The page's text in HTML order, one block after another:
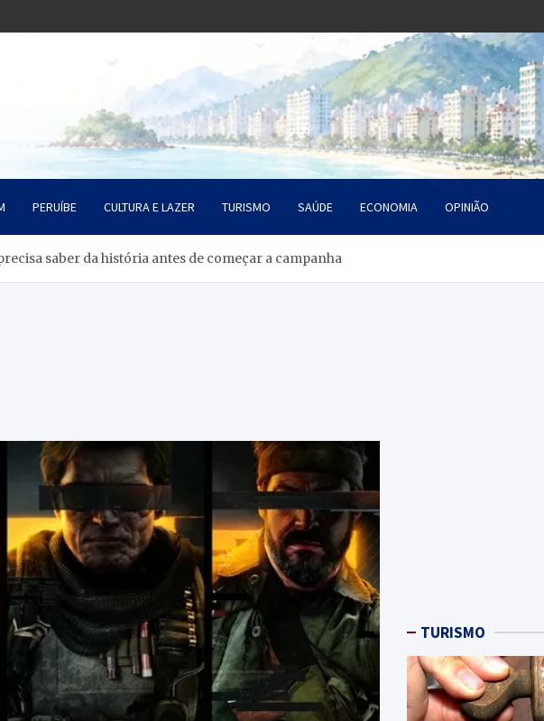
Litoral SP
PERUÍBE CULTURA E LAZER TURISMO SAÚDE ECONOMIA OPINIÃO
saber da história antes de começar a campanha
TURISMO